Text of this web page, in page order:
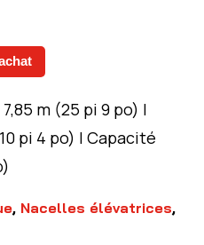
m (25 pi 9 po) |
pi 4 po) | Capacité
, Nacelles élévatrices,